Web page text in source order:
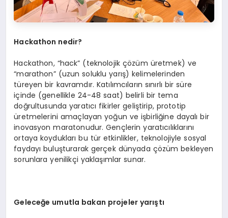
Hackathon nedir?
Hackathon, “hack” (teknolojik çözüm üretmek) ve
“marathon” (uzun soluklu yarış) kelimelerinden
türeyen bir kavramdır. Katılımcıların sınırlı bir süre
içinde (genellikle 24-48 saat) belirli bir tema
doğrultusunda yaratıcı fikirler geliştirip, prototip
üretmelerini amaçlayan yoğun ve işbirliğine dayalı bir
inovasyon maratonudur. Gençlerin yaratıcılıklarını
ortaya koydukları bu tür etkinlikler, teknolojiyle sosyal
faydayı buluşturarak gerçek dünyada çözüm bekleyen
sorunlara yenilikçi yaklaşımlar sunar.
Geleceğe umutla bakan projeler yarıştı